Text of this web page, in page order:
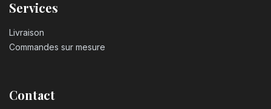
Services
Livraison
Commandes sur mesure
Contact